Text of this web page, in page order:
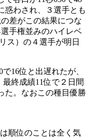
惑わされ、３選手とも
差がこの結果につな
手権並みのハイレベ
ス）の４選手が明日
16位と出遅れたが、
終成績11位で２日間
た。なおこの種目優勝
順位のことは全く気